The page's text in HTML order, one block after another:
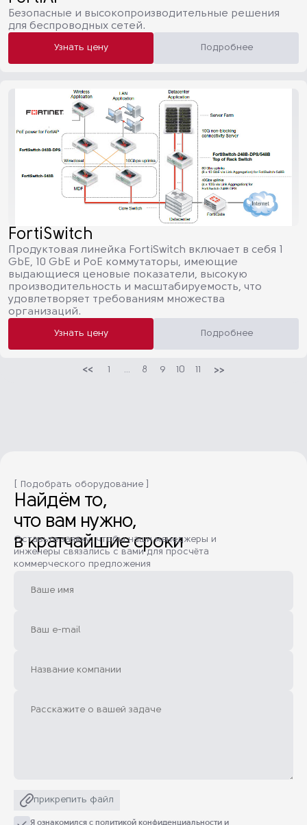
Безопасные и высокопроизводительные решения
для беспроводных сетей.
Узнать цену Подробнее
FortiSwitch
Продуктовая линейка FortiSwitch включает в себя 1
GbE, 10 GbE и PoE коммутаторы, имеющие
выдающиеся ценовые показатели, высокую
производительность и масштабируемость, что
удовлетворяет требованиям множества
организаций.
Узнать цену Подробнее
1 ... 8 9 10 11
[ Подобрать оборудование ]
Найдём то,
что вам нужно,
в кратчайшие сроки
Оставьте заявку, чтобы наши менеджеры и
инженеры связались с вами для просчёта
коммерческого предложения
прикрепить файл
Я ознакомился с политикой конфиденциальности и